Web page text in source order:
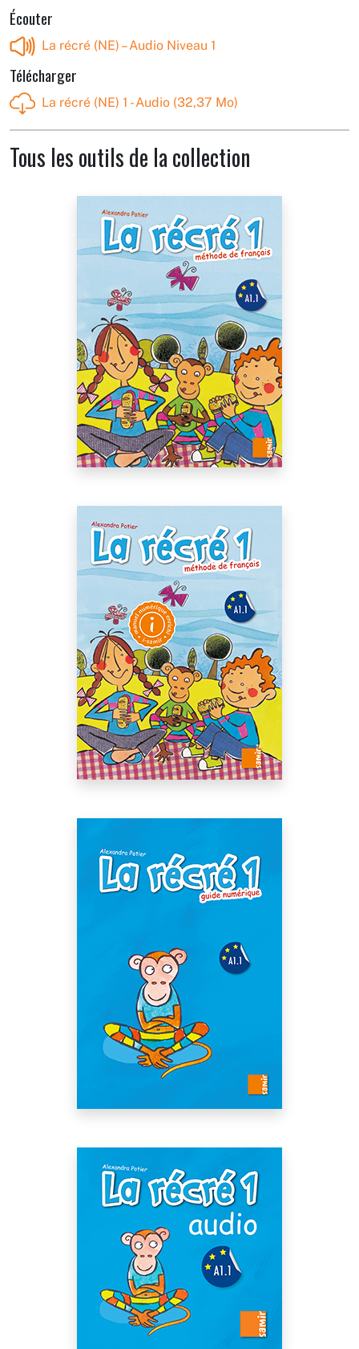
Écouter
La récré (NE) – Audio Niveau 1
Télécharger
La récré (NE) 1 - Audio (32,37 Mo)
Tous les outils de la collection